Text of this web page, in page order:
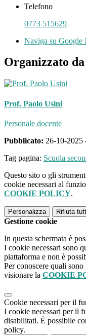
Telefono
0773 515629
Naviga su Google
Organizzato da
Prof. Paolo Usini
Personale docente
Pubblicato: 26-10-2025
Tag pagina: Scuola
Questo sito o gli
cookie necessari al
COOKIE POLICY.
Personalizza Rifiuta
Gestione cookie
In questa schermata è
I cookie necessari sono
piattaforma e non è
Per conoscere quali
visionare la COOKIE
Cookie necessari per il
I cookie necessari per il
disabilitati. È possibile
policy.